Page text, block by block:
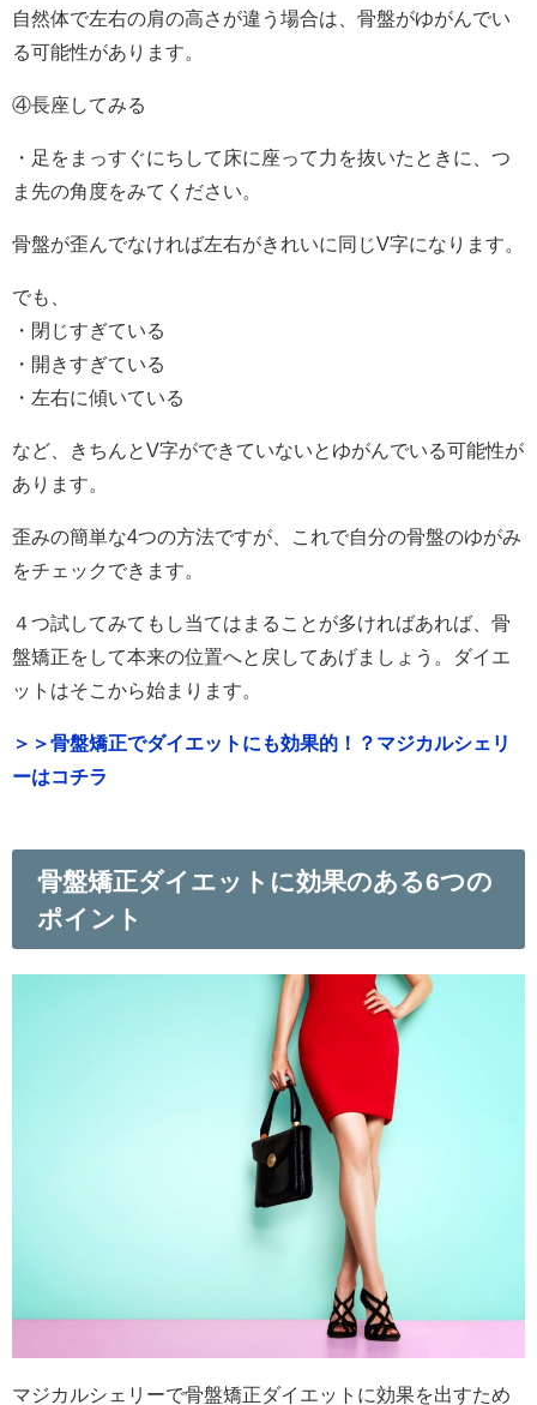
自然体で左右の肩の高さが違う場合は、骨盤がゆがんでい
る可能性があります。
④長座してみる
・足をまっすぐにちして床に座って力を抜いたときに、つ
ま先の角度をみてください。
骨盤が歪んでなければ左右がきれいに同じV字になります。
でも、
・閉じすぎている
・開きすぎている
・左右に傾いている
など、きちんとV字ができていないとゆがんでいる可能性が
あります。
歪みの簡単な4つの方法ですが、これで自分の骨盤のゆがみ
をチェックできます。
４つ試してみてもし当てはまることが多ければあれば、骨
盤矯正をして本来の位置へと戻してあげましょう。ダイエ
ットはそこから始まります。
＞＞骨盤矯正でダイエットにも効果的！？マジカルシェリ
ーはコチラ
骨盤矯正ダイエットに効果のある6つの
ポイント
マジカルシェリーで骨盤矯正ダイエットに効果を出すため